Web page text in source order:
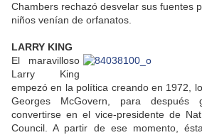
Chambers rechazó desvelar sus fuentes
niños venían de orfanatos.
LARRY KING
El maravilloso
Larry King
empezó en la política creando en 1972,
Georges McGovern, para
convertirse en el vice-presidente de
Council. A partir de ese momento,